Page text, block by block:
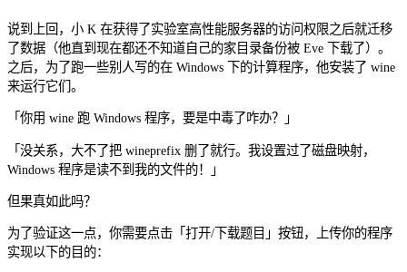
说到上回，小 K 在获得了实验室高性能服务器的访问权限之后就迁移
了数据（他直到现在都还不知道自己的家目录备份被 Eve 下载了）。
之后，为了跑一些别人写的在 Windows 下的计算程序，他安装了 wine
来运行它们。
「你用 wine 跑 Windows 程序，要是中毒了咋办？」
「没关系，大不了把 wineprefix 删了就行。我设置过了磁盘映射，
Windows 程序是读不到我的文件的！」
但果真如此吗？
为了验证这一点，你需要点击「打开/下载题目」按钮，上传你的程序
实现以下的目的：